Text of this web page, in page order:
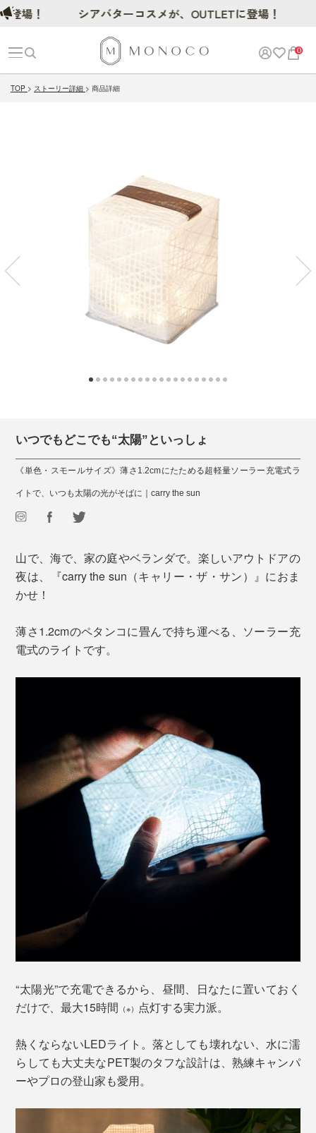
0
TOP ストーリー詳細 商品詳細
いつでもどこでも“太陽”といっしょ
《単色・スモールサイズ》薄さ1.2cmにたためる超軽量ソーラー充電式ラ
イトで、いつも太陽の光がそばに｜carry the sun
山で、海で、家の庭やベランダで。楽しいアウトドアの
夜は、『carry the sun（キャリー・ザ・サン）』におま
かせ！
薄さ1.2cmのペタンコに畳んで持ち運べる、ソーラー充
電式のライトです。
“太陽光”で充電できるから、昼間、日なたに置いておく
だけで、最大15時間 （※） 点灯する実力派。
熱くならないLEDライト。落としても壊れない、水に濡
らしても大丈夫なPET製のタフな設計は、熟練キャンパ
ーやプロの登山家も愛用。
シアバターコスメが、OUTLETに登場！